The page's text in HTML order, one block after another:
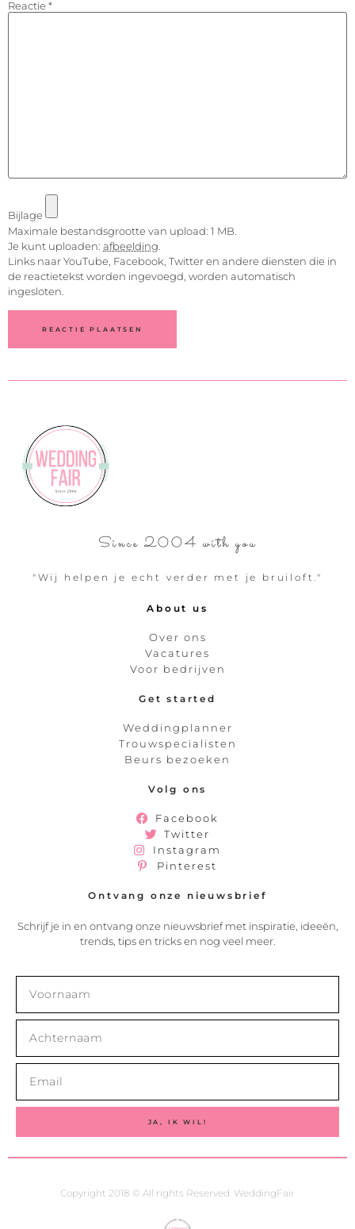
Reactie *
Bijlage
Maximale bestandsgrootte van upload: 1 MB.
Je kunt uploaden: afbeelding
Links naar YouTube, Facebook, Twitter en andere diensten die in
de reactietekst worden ingevoegd, worden automatisch
ingesloten.
Since 2004 with you
"Wij helpen je echt verder met je bruiloft."
About us
Over ons
Vacatures
Voor bedrijven
Get started
Weddingplanner
Trouwspecialisten
Beurs bezoeken
Volg ons
Facebook
Twitter
Instagram
Pinterest
Ontvang onze nieuwsbrief
Schrijf je in en ontvang onze nieuwsbrief met inspiratie, ideeën,
trends, tips en tricks en nog veel meer.
JA, IK WIL!
Copyright 2018 © All rights Reserved. WeddingFair